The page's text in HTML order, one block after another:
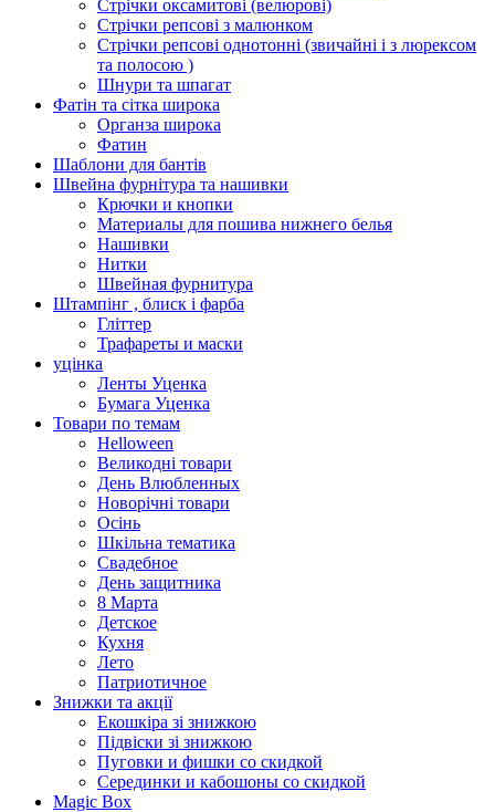
Стрічки оксамитові (велюрові)
Стрічки репсові з малюнком
Стрічки репсові однотонні (звичайні і з люрексом
та полосою )
Шнури та шпагат
Фатін та сітка широка
Органза широка
Фатин
Шаблони для бантів
Швейна фурнітура та нашивки
Крючки и кнопки
Материалы для пошива нижнего белья
Нашивки
Нитки
Швейная фурнитура
Штампінг , блиск і фарба
Гліттер
Трафареты и маски
уцінка
Ленты Уценка
Бумага Уценка
Товари по темам
Helloween
Великодні товари
День Влюбленных
Новорічні товари
Осінь
Шкільна тематика
Свадебное
День защитника
8 Марта
Детское
Кухня
Лето
Патриотичное
Знижки та акції
Екошкіра зі знижкою
Підвіски зі знижкою
Пуговки и фишки со скидкой
Серединки и кабошоны со скидкой
Magic Box